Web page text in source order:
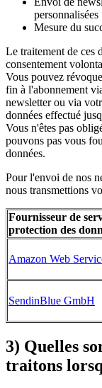
personnalisées
Mesure du
Le traitement de ces
consentement
Vous pouvez
fin à l'abonnement
newsletter ou via
données effectué
Vous n'êtes pas
pouvons pas vous
données.
Pour l'envoi de nos
nous transmettions
Fournisseur de
protection des
Amazon Web
SendinBlue GmbH
3) Quelles
traitons